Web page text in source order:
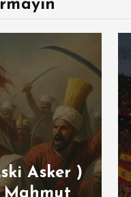
Asker )
Mahmut